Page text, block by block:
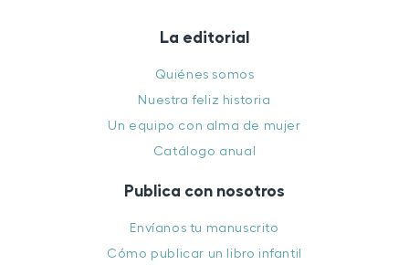
La editorial
Quiénes somos
Nuestra feliz historia
Un equipo con alma de mujer
Catálogo anual
Publica con nosotros
Envíanos tu manuscrito
Cómo publicar un libro infantil